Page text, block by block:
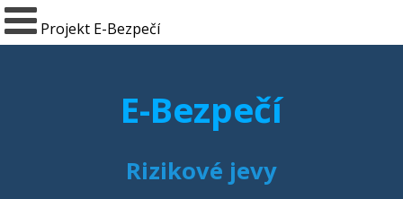
Projekt E-Bezpečí
E-Bezpečí
Rizikové jevy